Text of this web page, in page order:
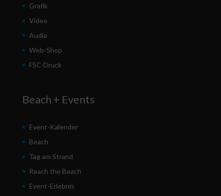
Grafik
Video
Audio
Web-Shop
FSC-Druck
Beach + Events
Event-Kalender
Beach
Tag am Strand
Reach the Beach
Event-Erlebnis